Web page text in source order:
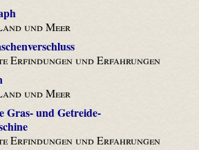
und Meer
Erfindungen und Erfahrungen
und Meer
Gras- und Getreide-
Erfindungen und Erfahrungen